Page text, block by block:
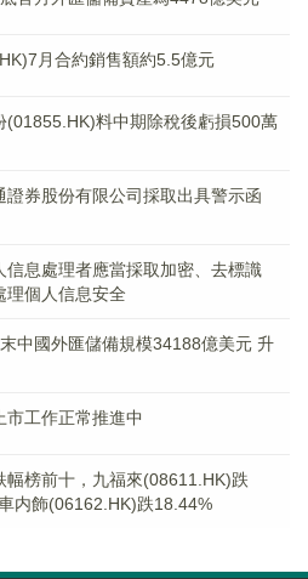
月合約銷售額約5.5億元
(01855.HK)料中期除稅後虧損500萬
證券股份有限公司採取出具警示函
信息處理者應當採取加密、去標識
理個人信息安全
中國外匯儲備規模34188億美元 升
市工作正常推進中
幅榜前十，九福來(08611.HK)跌
内飾(06162.HK)跌18.44%